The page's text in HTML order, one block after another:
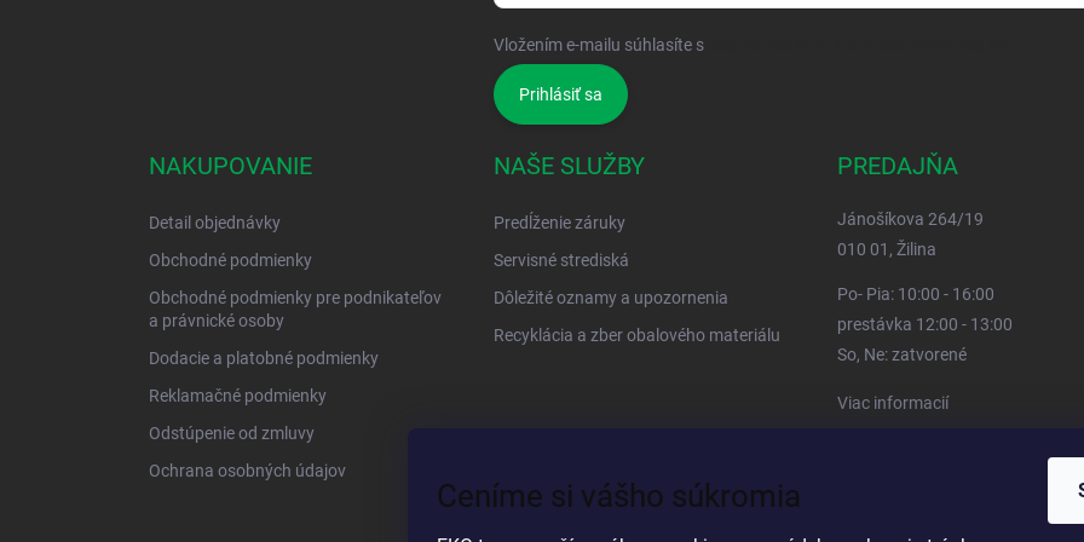
Ceníme si vášho súkromia
Vložením e-mailu súhlasíte s
Prihlásiť sa
NAKUPOVANIE
Detail objednávky
Obchodné podmienky
Obchodné podmienky pre podnikateľov
a právnické osoby
Dodacie a platobné podmienky
Reklamačné podmienky
Odstúpenie od zmluvy
Ochrana osobných údajov
NAŠE SLUŽBY
Predĺženie záruky
Servisné strediská
Dôležité oznamy a upozornenia
Recyklácia a zber obalového materiálu
PREDAJŇA
Jánošíkova 264/19
010 01, Žilina
Po- Pia: 10:00 - 16:00
prestávka 12:00 - 13:00
So, Ne: zatvorené
Viac informacií